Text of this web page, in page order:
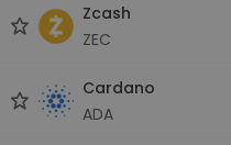
Zcash
ZEC
Cardano
ADA